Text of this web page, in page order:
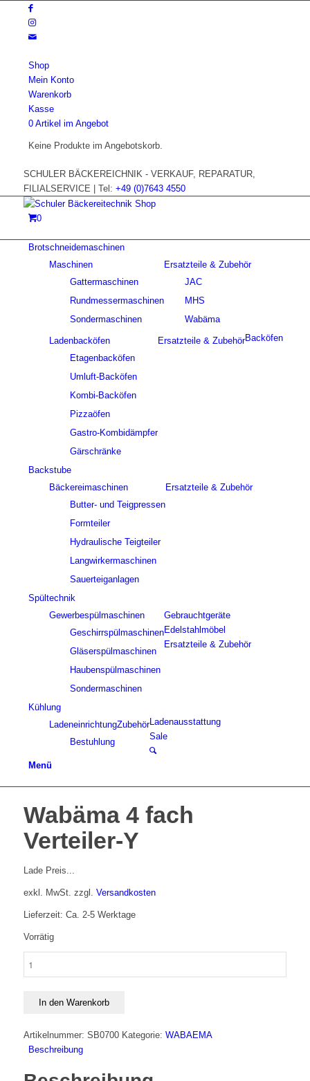
Shop
Mein Konto
Warenkorb
Kasse
0 Artikel im Angebot
Keine Produkte im Angebotskorb.
SCHULER BÄCKEREICHNIK - VERKAUF, REPARATUR,
FILIALSERVICE | Tel: +49 (0)7643 4550
0
Brotschneidemaschinen
Maschinen
Gattermaschinen
Rundmessermaschinen
Sondermaschinen
Ersatzteile & Zubehör
JAC
MHS
Wabäma
Backöfen
Ladenbacköfen
Etagenbacköfen
Umluft-Backöfen
Kombi-Backöfen
Pizzaöfen
Gastro-Kombidämpfer
Gärschränke
Ersatzteile & Zubehör
Backstube
Bäckereimaschinen
Butter- und Teigpressen
Formteiler
Hydraulische Teigteiler
Langwirkermaschinen
Sauerteiganlagen
Ersatzteile & Zubehör
Spültechnik
Gewerbespülmaschinen
Geschirrspülmaschinen
Gläserspülmaschinen
Haubenspülmaschinen
Sondermaschinen
Gebrauchtgeräte
Edelstahlmöbel
Ersatzteile & Zubehör
Kühlung
Ladenausstattung
Ladeneinrichtung
Bestuhlung
Zubehör
Sale
Menü
Wabäma 4 fach
Verteiler-Y
Lade Preis...
exkl. MwSt. zzgl. Versandkosten
Lieferzeit: Ca. 2-5 Werktage
Vorrätig
Verteiler-
Menge
In den Warenkorb
Artikelnummer: SB0700 Kategorie: WABAEMA
Beschreibung